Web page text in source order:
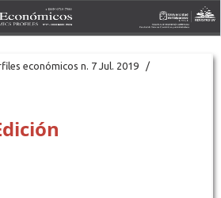
económicos n. 7 Jul. 2019
/